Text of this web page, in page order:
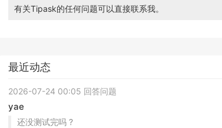
有关Tipask的任何问题可以直接联系我。
最近动态
2026-07-24 00:05 回答问题
yae
还没测试完吗 ?